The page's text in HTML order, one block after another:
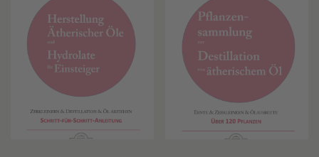
Produkt Schlagwörter
Ätherische Öle
Essig
Schnaps